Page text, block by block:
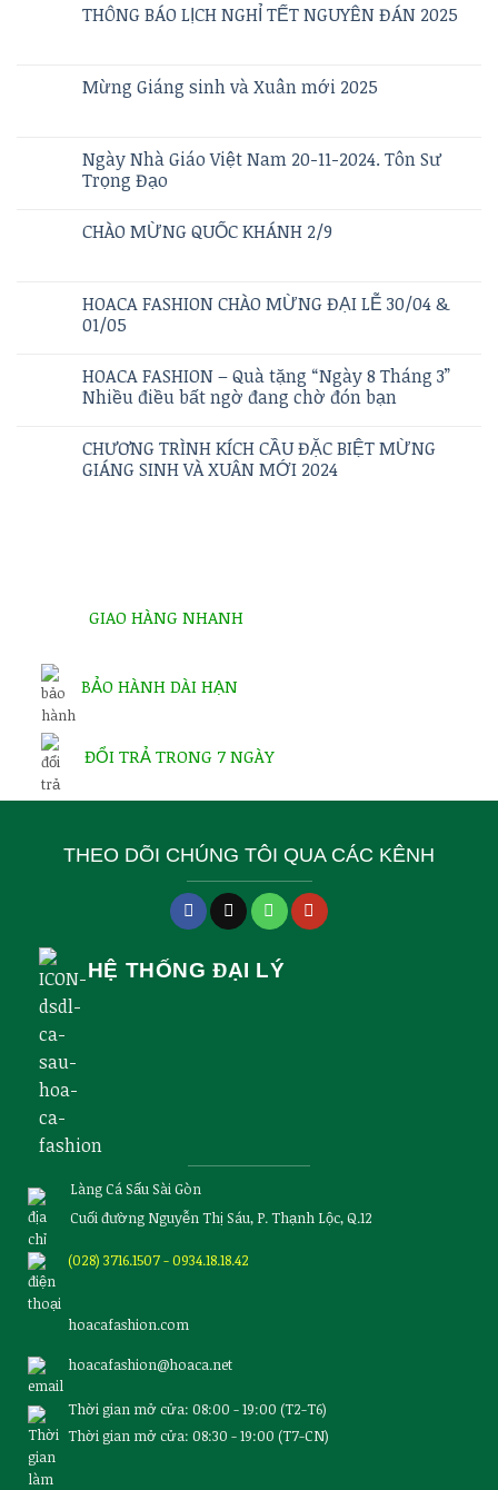
THÔNG BÁO LỊCH NGHỈ TẾT NGUYÊN ĐÁN 2025
Mừng Giáng sinh và Xuân mới 2025
Ngày Nhà Giáo Việt Nam 20-11-2024. Tôn Sư
Trọng Đạo
CHÀO MỪNG QUỐC KHÁNH 2/9
HOACA FASHION CHÀO MỪNG ĐẠI LỄ 30/04 &
01/05
HOACA FASHION – Quà tặng “Ngày 8 Tháng 3”
Nhiều điều bất ngờ đang chờ đón bạn
CHƯƠNG TRÌNH KÍCH CẦU ĐẶC BIỆT MỪNG
GIÁNG SINH VÀ XUÂN MỚI 2024
GIAO HÀNG NHANH
BẢO HÀNH DÀI HẠN
ĐỔI TRẢ TRONG 7 NGÀY
THEO DÕI CHÚNG TÔI QUA CÁC KÊNH
HỆ THỐNG ĐẠI LÝ
Làng Cá Sấu Sài Gòn
Cuối đường Nguyễn Thị Sáu, P. Thạnh Lộc, Q.12
(028) 3716.1507 - 0934.18.18.42
hoacafashion.com
hoacafashion@hoaca.net
Thời gian mở cửa: 08:00 - 19:00 (T2-T6)
Thời gian mở cửa: 08:30 - 19:00 (T7-CN)